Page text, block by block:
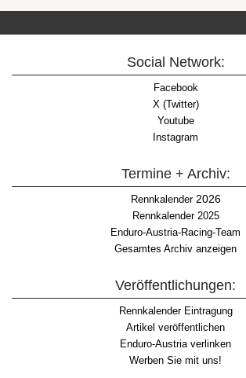
Social Network:
Facebook
X (Twitter)
Youtube
Instagram
Termine + Archiv:
Rennkalender2026
Rennkalender 2025
Enduro-Austria-Racing-Team
Gesamtes Archiv anzeigen
Veröffentlichungen:
Rennkalender Eintragung
Artikel veröffentlichen
Enduro-Austria verlinken
Werben Sie mit uns!